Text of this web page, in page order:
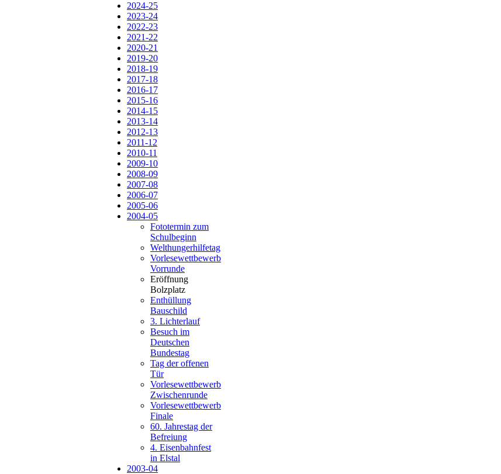
2024-25
2023-24
2022-23
2021-22
2020-21
2019-20
2018-19
2017-18
2016-17
2015-16
2014-15
2013-14
2012-13
2011-12
2010-11
2009-10
2008-09
2007-08
2006-07
2005-06
2004-05
Fototermin zum
Schulbeginn
Welthungerhilfetag
Vorlesewettbewerb
Vorrunde
Eröffnung
Bolzplatz
Enthüllung
Bauschild
3. Lichterlauf
Besuch im
Deutschen
Bundestag
Tag der offenen
Tür
Vorlesewettbewerb
Zwischenrunde
Vorlesewettbewerb
Finale
60. Jahrestag der
Befreiung
4. Eisenbahnfest
in Elstal
2003-04